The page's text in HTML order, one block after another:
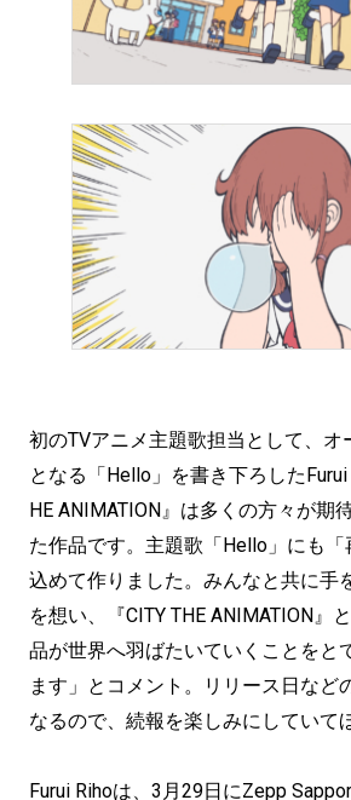
初のTVアニメ主題歌担当として、オ
となる「Hello」を書き下ろしたFurui
HE ANIMATION』は多くの方々が期
た作品です。主題歌「Hello」にも
込めて作りました。みんなと共に手
を想い、『CITY THE ANIMATION』
品が世界へ羽ばたいていくことをと
ます」とコメント。リリース日など
なるので、続報を楽しみにしていて
Furui Rihoは、3月29日にZepp